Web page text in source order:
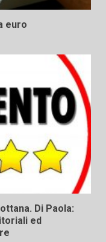
euro
Di Paola:
ed